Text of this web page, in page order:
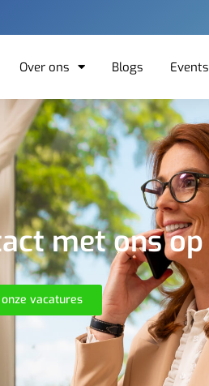
Over ons Blogs Events
met ons op
onze vacatures